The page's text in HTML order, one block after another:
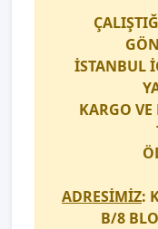
İSTANBUL
KARGO VE
ADRESİMİZ:
B/8